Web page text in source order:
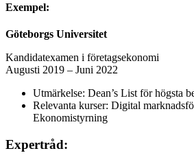
Exempel:
Göteborgs Universitet
Kandidatexamen i företagsekonomi
Augusti 2019 – Juni 2022
Utmärkelse: Dean’s List för högsta
Relevanta kurser: Digital
Ekonomistyrning
Expertråd: